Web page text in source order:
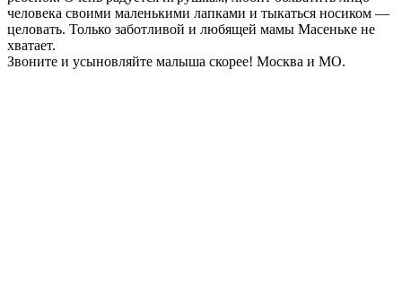
человека своими маленькими лапками и тыкаться носиком —
целовать. Только заботливой и любящей мамы Масеньке не
хватает.
Звоните и усыновляйте малыша скорее! Москва и МО.